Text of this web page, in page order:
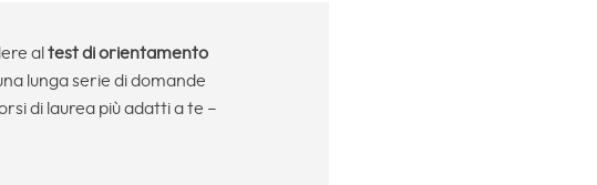
al test di orientamento
lunga serie di domande
di laurea più adatti a te –